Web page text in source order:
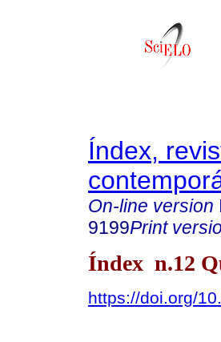
Índex,
On-line version
9199Print
Índex n.12
https://doi.org/